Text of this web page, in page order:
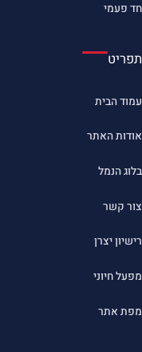
חד פעמי
תפריט
עמוד הבית
אודות האתר
בלוג הנמל
צור קשר
רישיון יצרן
מפעל חיוני
מפת אתר